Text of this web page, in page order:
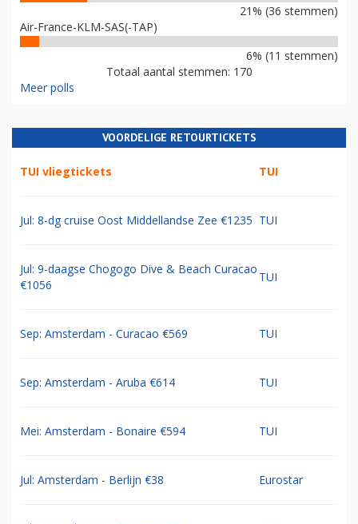
21% (36 stemmen)
Air-France-KLM-SAS(-TAP)
6% (11 stemmen)
Totaal aantal stemmen: 170
Meer polls
VOORDELIGE RETOURTICKETS
TUI vliegtickets TUI
Jul: 8-dg cruise Oost Middellandse Zee €1235 TUI
Jul: 9-daagse Chogogo Dive & Beach Curacao
€1056
TUI
Sep: Amsterdam - Curacao €569 TUI
Sep: Amsterdam - Aruba €614 TUI
Mei: Amsterdam - Bonaire €594 TUI
Jul: Amsterdam - Berlijn €38 Eurostar